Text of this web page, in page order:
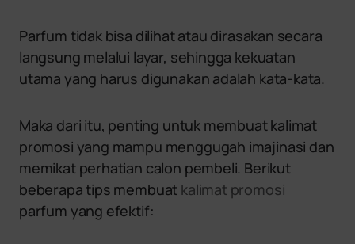
Parfum tidak bisa dilihat atau dirasakan secara
langsung melalui layar, sehingga kekuatan
utama yang harus digunakan adalah kata-kata.
Maka dari itu, penting untuk membuat kalimat
promosi yang mampu menggugah imajinasi dan
memikat perhatian calon pembeli. Berikut
beberapa tips membuat kalimat promosi
parfum yang efektif: